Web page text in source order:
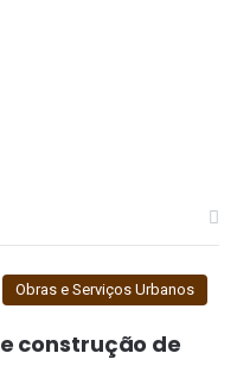
Obras e Serviços Urbanos
construção de